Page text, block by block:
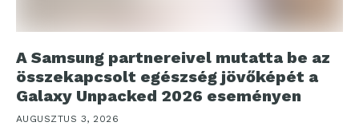
A Samsung partnereivel mutatta be az
összekapcsolt egészség jövőképét a
Galaxy Unpacked 2026 eseményen
AUGUSZTUS 3, 2026